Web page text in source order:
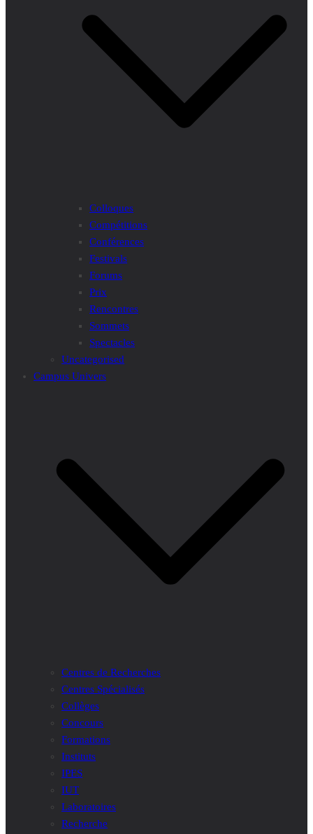
Colloques
Compétitions
Conférences
Festivals
Forums
Prix
Rencontres
Sommets
Spectacles
Uncategorised
Campus Univers
Centres de Recherches
Centres Spécialisés
Collèges
Concours
Formations
Instituts
IPES
IUT
Laboratoires
Recherche